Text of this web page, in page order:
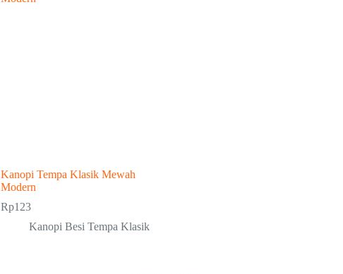
Kanopi Tempa Klasik Mewah
Modern
Rp123
Kanopi Besi Tempa Klasik